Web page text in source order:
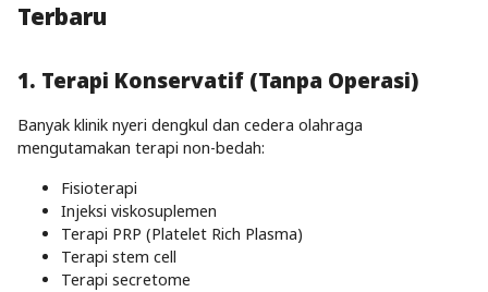
Terbaru
1. Terapi Konservatif (Tanpa Operasi)
Banyak klinik nyeri dengkul dan cedera olahraga
mengutamakan terapi non-bedah:
Fisioterapi
Injeksi viskosuplemen
Terapi PRP (Platelet Rich Plasma)
Terapi stem cell
Terapi secretome